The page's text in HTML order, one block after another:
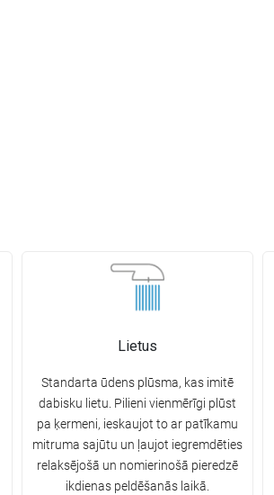
Lietus
Standarta ūdens plūsma, kas imitē
dabisku lietu. Pilieni vienmērīgi plūst
pa ķermeni, ieskaujot to ar patīkamu
mitruma sajūtu un ļaujot iegremdēties
relaksējošā un nomierinošā pieredzē
ikdienas peldēšanās laikā.